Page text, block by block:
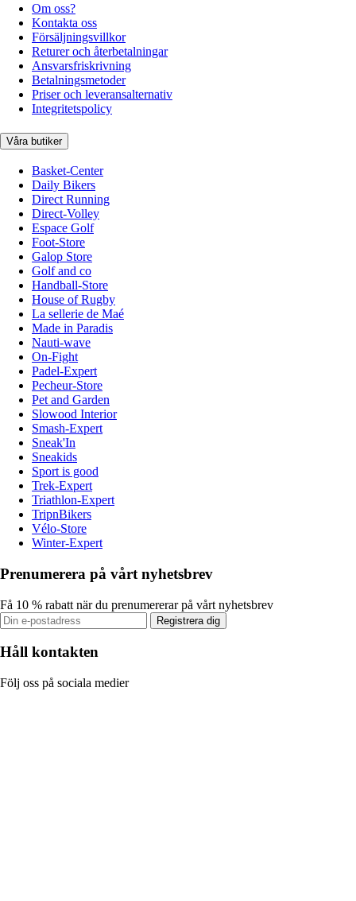
Om oss?
Kontakta oss
Försäljningsvillkor
Returer och återbetalningar
Ansvarsfriskrivning
Betalningsmetoder
Priser och leveransalternativ
Integritetspolicy
Våra butiker
Basket-Center
Daily Bikers
Direct Running
Direct-Volley
Espace Golf
Foot-Store
Galop Store
Golf and co
Handball-Store
House of Rugby
La sellerie de Maé
Made in Paradis
Nauti-wave
On-Fight
Padel-Expert
Pecheur-Store
Pet and Garden
Slowood Interior
Smash-Expert
Sneak'In
Sneakids
Sport is good
Trek-Expert
Triathlon-Expert
TripnBikers
Vélo-Store
Winter-Expert
Prenumerera på vårt nyhetsbrev
Få 10 % rabatt när du prenumererar på vårt nyhetsbrev
Registrera dig
Håll kontakten
Följ oss på sociala medier